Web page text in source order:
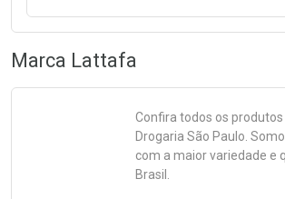
Marca Lattafa
Confira todos os produtos
Drogaria São Paulo.
com a maior variedade e
Brasil.